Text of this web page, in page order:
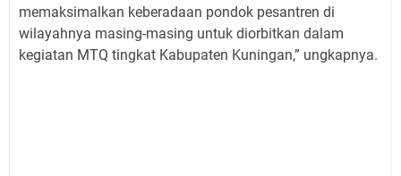
memaksimalkan keberadaan pondok pesantren di
wilayahnya masing-masing untuk diorbitkan dalam
kegiatan MTQ tingkat Kabupaten Kuningan,” ungkapnya.